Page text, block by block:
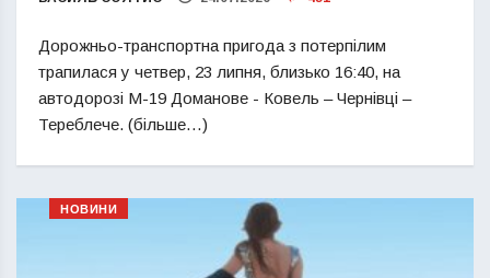
Дорожньо-транспортна пригода з потерпілим
трапилася у четвер, 23 липня, близько 16:40, на
автодорозі М-19 Доманове - Ковель – Чернівці –
Тереблече. (більше…)
НОВИНИ